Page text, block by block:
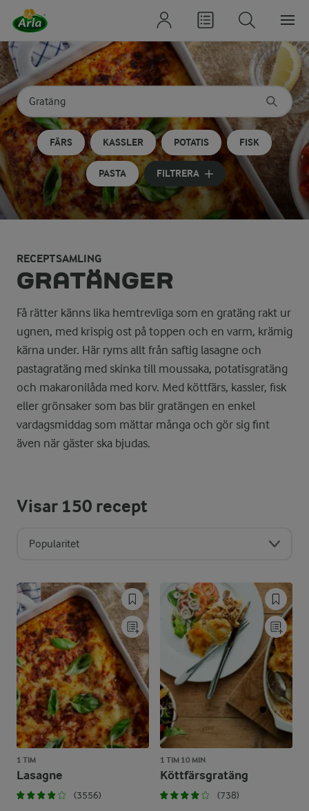
Sök på kategori eller ingrediens
Skriv in sökord för att få förslag
FÄRS KASSLER POTATIS FISK
PASTA FILTRERA
RECEPTSAMLING
GRATÄNGER
Få rätter känns lika hemtrevliga som en gratäng rakt ur
ugnen, med krispig ost på toppen och en varm, krämig
kärna under. Här ryms allt från saftig lasagne och
pastagratäng med skinka till moussaka, potatisgratäng
och makaronilåda med korv. Med köttfärs, kassler, fisk
eller grönsaker som bas blir gratängen en enkel
vardagsmiddag som mättar många och gör sig fint
även när gäster ska bjudas.
Visar150 recept
Popularitet
1 TIM
Lasagne
(3556)
1 TIM 10 MIN
Köttfärsgratäng
(738)